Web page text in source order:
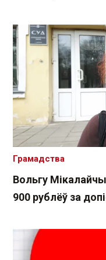
Вольгу
900 рублёў за
Грамадства